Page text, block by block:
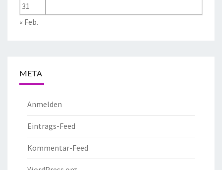
31
« Feb.
META
Anmelden
Eintrags-Feed
Kommentar-Feed